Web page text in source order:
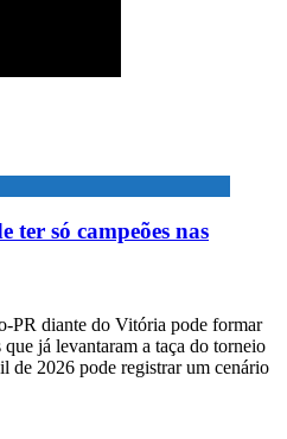
ter só campeões nas
PR diante do Vitória pode formar
já levantaram a taça do torneio
de 2026 pode registrar um cenário